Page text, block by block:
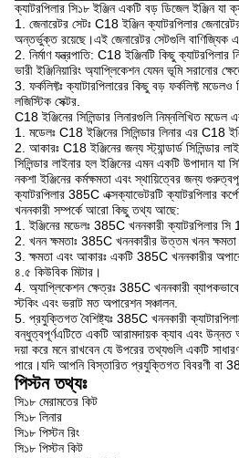
ক্যাটরপিলার সি১৮ ইঞ্জিন একটি বড় ডিজেল ইঞ্জিন যা
1. জেনারেটর সেটঃ C18 ইঞ্জিন ক্যাটরপিলার
অন্তর্ভুক্ত রয়েছে।এই জেনারেটর সেটগুলি বাণিজ্যিক
2. নির্মাণ যন্ত্রপাতি: C18 ইঞ্জিনটি কিছু
ভারী ইঞ্জিনিয়ারিং অ্যাপ্লিকেশন যেমন ভূমি সরানোর
3. ফর্কলিফ্টঃ ক্যাটারপিলারের কিছু বড় ফর্কলিফ্ট
লজিস্টিক সেক্টর.
C18 ইঞ্জিনের সিলিন্ডার লিনারগুলি নিম্নলিখিত
1. মডেলঃ C18 ইঞ্জিনের সিলিন্ডার লিনার এর C18
2. আকারঃ C18 ইঞ্জিনের জন্য স্ট্যান্ডার্ড সিলিন্ডার
সিলিন্ডার লাইনার হল ইঞ্জিনের এমন একটি উপাদান যা
নকশা ইঞ্জিনের কর্মক্ষমতা এবং স্থায়িত্বের জন্য
ক্যাটরপিলার 385C এক্সক্যাভেটরটি ক্যাটরপিলার
খননকারী সম্পর্কে আরো কিছু তথ্য আছে:
1. ইঞ্জিনের মডেলঃ 385C খননকারী ক্যাটরপিলার সি
2. খনন ক্ষমতাঃ 385C খননকারীর উত্তম খনন ক্ষমতা
3. ক্ষমতা এবং আকারঃ একটি 385C খননকারীর
৪.৫ কিউবিক মিটার।
4. অ্যাপ্লিকেশন ক্ষেত্রঃ 385C খননকারী
স্টকিং এবং ভরাট মত অপারেশন সঞ্চালন.
5. প্রযুক্তিগত বৈশিষ্ট্যঃ 385C খননকারী
বন্ধুত্বপূর্ণএটিতে একটি আরামদায়ক ক্যাব এবং উন্নত
দয়া করে মনে রাখবেন যে উপরের তথ্যগুলি একটি
পারে।যদি আপনি বিস্তারিত প্রযুক্তিগত বিবরণী
পিস্টন তথ্যঃ
সি১৮ মেরামতের কিট
সি১৮ লিনার
সি১৮ পিস্টন রিং
সি১৮ পিস্টন কিট